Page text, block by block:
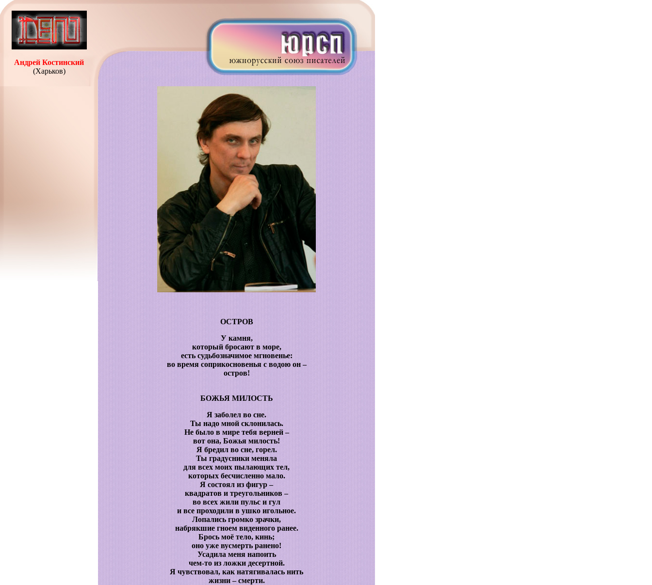
Андрей Костинский
(Харьков)
ОСТРОВ
У камня,
который бросают в море,
есть судьбозначимое мгновенье:
во время соприкосновенья с водою он –
остров!
БОЖЬЯ МИЛОСТЬ
Я заболел во сне.
Ты надо мной склонилась.
Не было в мире тебя верней –
вот она, Божья милость!
Я бредил во сне, горел.
Ты градусники меняла
для всех моих пылающих тел,
которых бесчисленно мало.
Я состоял из фигур –
квадратов и треугольников –
во всех жили пульс и гул
и все проходили в ушко игольное.
Лопались громко зрачки,
набрякшие гноем виденного ранее.
Брось моё тело, кинь;
оно уже вусмерть ранено!
Усадила меня напоить
чем-то из ложки десертной.
Я чувствовал, как натягивалась нить
жизни – смерти.